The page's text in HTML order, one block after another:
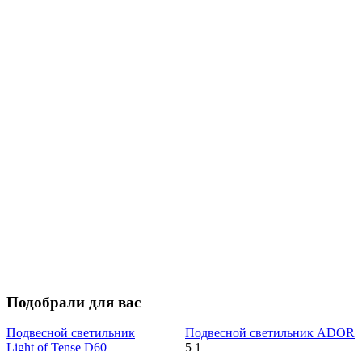
Подобрали для вас
Подвесной светильник
Light of Tense D60
Подвесной светильник ADOR
5 1